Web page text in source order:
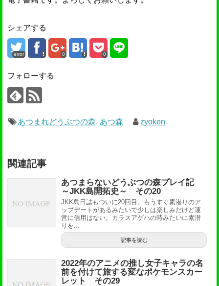
シェアする
error 0 0
フォローする
あつまれどうぶつの森, あつ森 zyoken
関連記事
あつまらないどうぶつの森プレイ記
～JKK島開拓史～ その20
JKK島日誌もついに20回目。もうすぐ素潜りのア
ップデートがあるみたいで少しは楽しみだけど運
営に信用はない。カラスアゲハの時みたいに素潜
りを...
記事を読む
2022年のアニメの推し女子キャラの名
前を付けて旅する変なポケモンスカー
レット その29